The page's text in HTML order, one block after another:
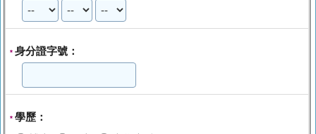
* 身分證字號：
* 學歷：